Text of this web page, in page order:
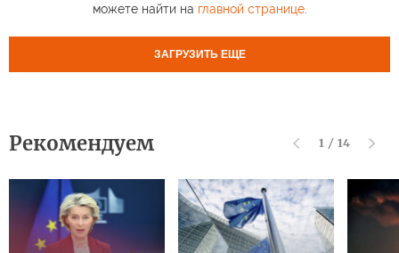
можете найти на главной странице.
ЗАГРУЗИТЬ ЕЩЕ
Рекомендуем 1 / 14